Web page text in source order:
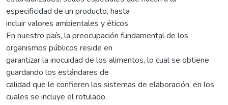
especificidad de un producto, hasta
incluir valores ambientales y éticos
En nuestro país, la preocupación fundamental de los
organismos públicos reside en
garantizar la inocuidad de los alimentos, lo cual se obtiene
guardando los estándares de
calidad que le confieren los sistemas de elaboración, en los
cuales se incluye el rotulado.